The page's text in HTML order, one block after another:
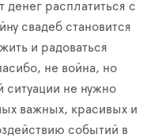
денег расплатиться с
свадеб становится
и радоваться
не война, но
не нужно
важных, красивых и
событий в